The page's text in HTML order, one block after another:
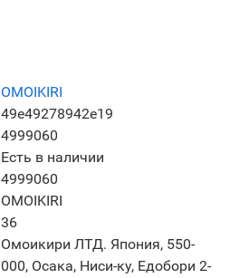
OMOIKIRI
49e49278942e19
4999060
Есть в наличии
4999060
OMOIKIRI
36
Омоикири ЛТД. Япония, 550-
000, Осака, Ниси-ку, Едобори 2-